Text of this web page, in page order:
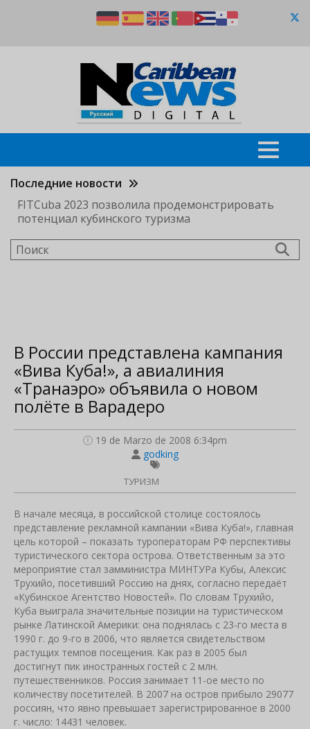
Последние новости
FITCuba 2023 позволила продемонстрировать
потенциал кубинского туризма
Поиск
В России представлена кампания
«Вива Куба!», а авиалиния
«Транаэро» объявила о новом
полёте в Варадеро
19 de Marzo de 2008 6:34pm
godking
ТУРИЗМ
В начале месяца, в российской столице состоялось
представление рекламной кампании «Вива Куба!», главная
цель которой – показать туроператорам РФ перспективы
туристического сектора острова. Ответственным за это
мероприятие стал замминистра МИНТУРа Кубы, Алексис
Трухийо, посетивший Россию на днях, согласно передаёт
«Кубинское Агентство Новостей». По словам Трухийо,
Куба выиграла значительные позиции на туристическом
рынке Латинской Америки: она поднялась с 23-го места в
1990 г. до 9-го в 2006, что является свидетельством
растущих темпов посещения. Как раз в 2005 был
достигнут пик иностранных гостей с 2 млн.
путешественников. Россия занимает 11-ое место по
количеству посетителей. В 2007 на остров прибыло 29077
россиян, что явно превышает зарегистрированное в 2000
г. число: 14431 человек.